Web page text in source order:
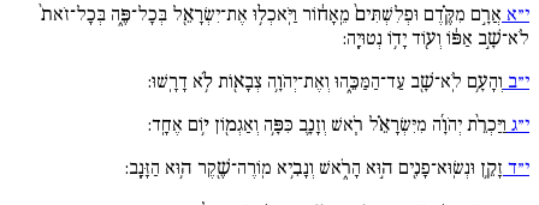
י״א אֲרָ֣ם מִקֶּ֗דֶם וּפְלִשְׁתִּים֙ מֵֽאָח֔וֹר וַיֹּֽאכְל֥וּ אֶת־יִשְׂרָאֵ֖ל בְּכָל־פֶּ֑ה בְּכָל־זֹאת֙
לֹא־שָׁ֣ב אַפּ֔וֹ וְע֖וֹד יָד֥וֹ נְטוּיָֽה:
י״ב וְהָעָ֥ם לֹֽא־שָׁ֖ב עַד־הַמַּכֵּ֑הוּ וְאֶת־יְהֹוָ֥ה צְבָא֖וֹת לֹ֥א דָרָֽשׁוּ:
י״ג וַיַּכְרֵ֨ת יְהֹוָ֜ה מִיִּשְׂרָאֵ֗ל רֹ֧אשׁ וְזָנָ֛ב כִּפָּ֥ה וְאַגְמ֖וֹן י֥וֹם אֶחָֽד:
י״ד זָקֵ֥ן וּנְשֽׂוּא־פָנִ֖ים ה֣וּא הָרֹ֑אשׁ וְנָבִ֥יא מֽוֹרֶה־שֶׁ֖קֶר ה֥וּא הַזָּנָֽב: